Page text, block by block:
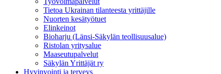
Tietoa Ukrainan tilanteesta yrittäjille
Nuorten kesätyötuet
Elinkeinot
Bioharju (Länsi-Säkylän teollisuusalue)
Ristolan yritysalue
Maaseutupalvelut
Säkylän Yrittäjät ry
Hyvinvointi ja terveys